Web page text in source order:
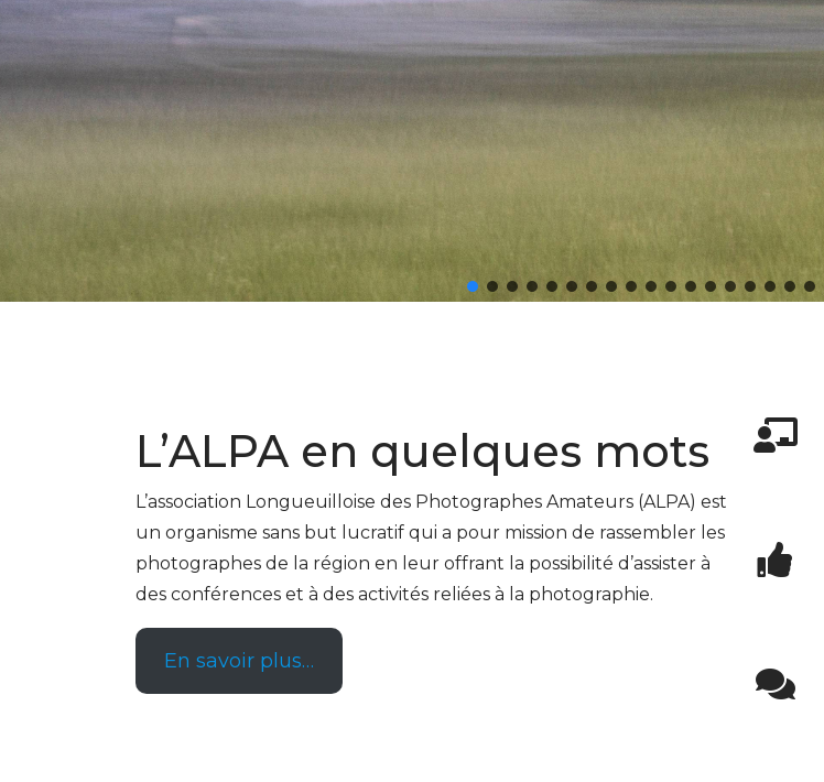
L’ALPA en quelques mots
L’association Longueuilloise des Photographes Amateurs (ALPA) est
un organisme sans but lucratif qui a pour mission de rassembler les
photographes de la région en leur offrant la possibilité d’assister à
des conférences et à des activités reliées à la photographie.
En savoir plus…